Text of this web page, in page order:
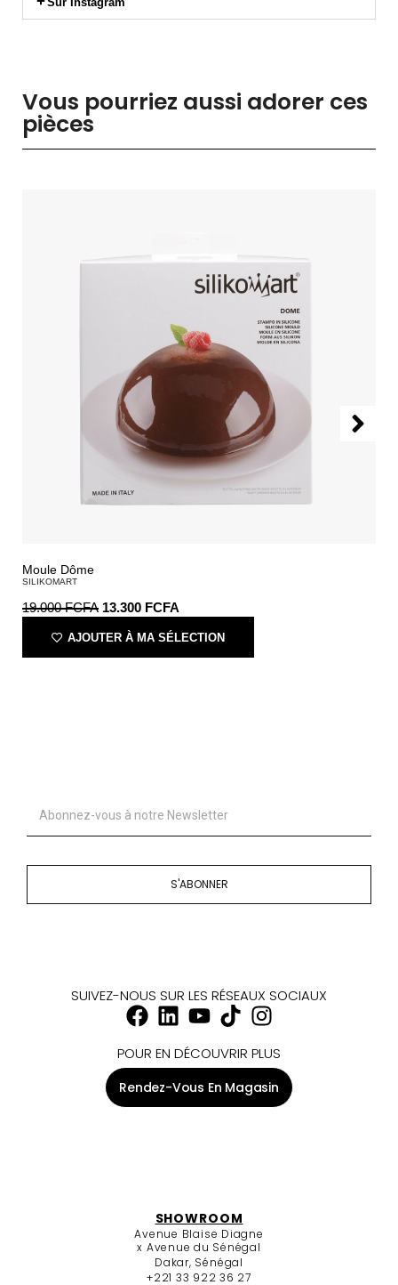
Vous pourriez aussi adorer ces
pièces
Moule Dôme
SILIKOMART
19.000FCFA 13.300 FCFA
AJOUTER À MA SÉLECTION
S'ABONNER
SUIVEZ-NOUS SUR LES RÉSEAUX SOCIAUX
POUR EN DÉCOUVRIR PLUS
Rendez-Vous En Magasin
SHOWROOM
Avenue Blaise Diagne
x Avenue du Sénégal
Dakar, Sénégal
+221 33 922 36 27